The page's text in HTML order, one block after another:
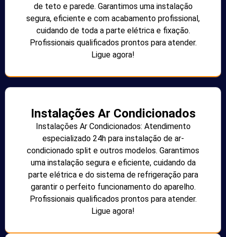
de teto e parede. Garantimos uma instalação
segura, eficiente e com acabamento profissional,
cuidando de toda a parte elétrica e fixação.
Profissionais qualificados prontos para atender.
Ligue agora!
Instalações Ar Condicionados
Instalações Ar Condicionados: Atendimento
especializado 24h para instalação de ar-
condicionado split e outros modelos. Garantimos
uma instalação segura e eficiente, cuidando da
parte elétrica e do sistema de refrigeração para
garantir o perfeito funcionamento do aparelho.
Profissionais qualificados prontos para atender.
Ligue agora!